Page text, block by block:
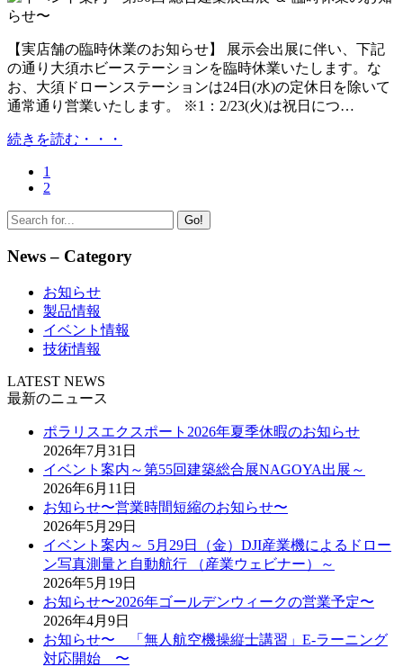
【実店舗の臨時休業のお知らせ】 展示会出展に伴い、下記
の通り大須ホビーステーションを臨時休業いたします。な
お、大須ドローンステーションは24日(水)の定休日を除いて
通常通り営業いたします。 ※1：2/23(火)は祝日につ…
続きを読む・・・
1
2
Go!
News – Category
お知らせ
製品情報
イベント情報
技術情報
LATEST NEWS
最新のニュース
ポラリスエクスポート2026年夏季休暇のお知らせ
2026年7月31日
イベント案内～第55回建築総合展NAGOYA出展～
2026年6月11日
お知らせ〜営業時間短縮のお知らせ〜
2026年5月29日
イベント案内～ 5月29日（金）DJI産業機によるドロー
ン写真測量と自動航行 （産業ウェビナー）～
2026年5月19日
お知らせ〜2026年ゴールデンウィークの営業予定〜
2026年4月9日
お知らせ〜 「無人航空機操縦士講習」E-ラーニング
対応開始 〜